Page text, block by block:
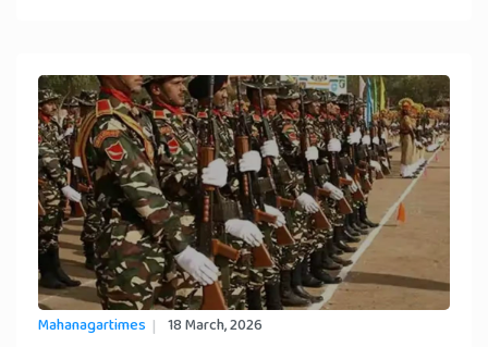
Mahanagartimes 18 March, 2026